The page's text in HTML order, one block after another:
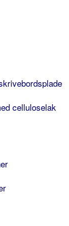
celluloselak